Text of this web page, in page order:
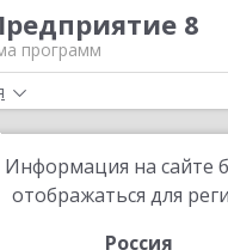
8
программ
Информация на сайте
отображаться для
Россия